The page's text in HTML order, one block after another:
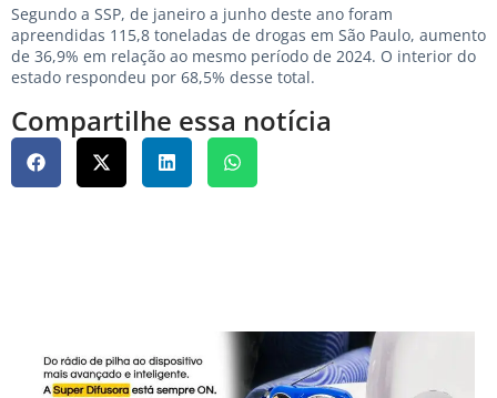
Segundo a SSP, de janeiro a junho deste ano foram
apreendidas 115,8 toneladas de drogas em São Paulo, aumento
de 36,9% em relação ao mesmo período de 2024. O interior do
estado respondeu por 68,5% desse total.
Compartilhe essa notícia